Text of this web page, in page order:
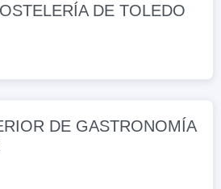
28, Toledo, Toledo,
DE TOLEDO
DE GASTRONOMÍA